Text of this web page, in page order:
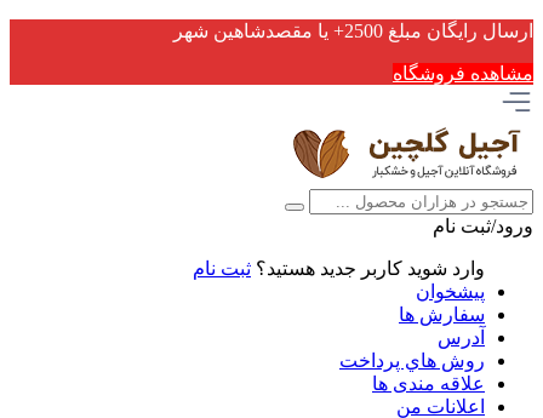
ارسال رایگان مبلغ 2500+ یا مقصدشاهین شهر
مشاهده فروشگاه
ورود/ثبت نام
وارد شوید کاربر جدید هستید؟ ثبت نام
پیشخوان
سفارش ها
آدرس
روش هاي پرداخت
علاقه مندی ها
اعلانات من